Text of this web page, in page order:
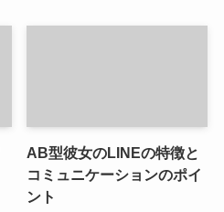
AB型彼女のLINEの特徴と
コミュニケーションのポイ
ント